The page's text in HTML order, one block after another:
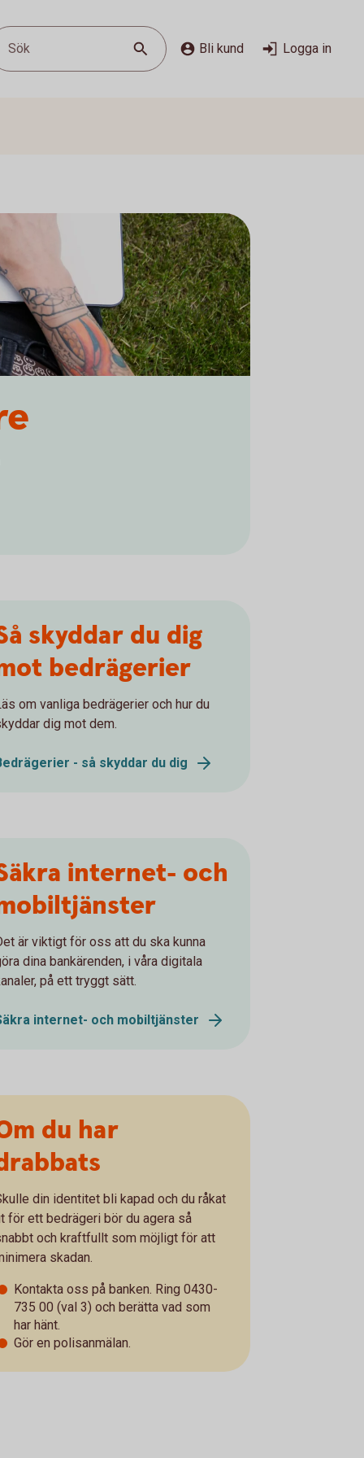
Sök Bli kund Logga in
skyddar du dig
bedrägerier
om vanliga bedrägerier och hur du
dig mot dem.
- så skyddar du dig
internet- och
är viktigt för oss att du ska kunna
dina bankärenden, i våra digitala
på ett tryggt sätt.
internet- och mobiltjänster
du har
din identitet bli kapad och du råkat
för ett bedrägeri bör du agera så
och kraftfullt som möjligt för att
skadan.
Kontakta oss på banken. Ring 0430-
735 00 (val 3) och berätta vad som
har hänt.
Gör en polisanmälan.